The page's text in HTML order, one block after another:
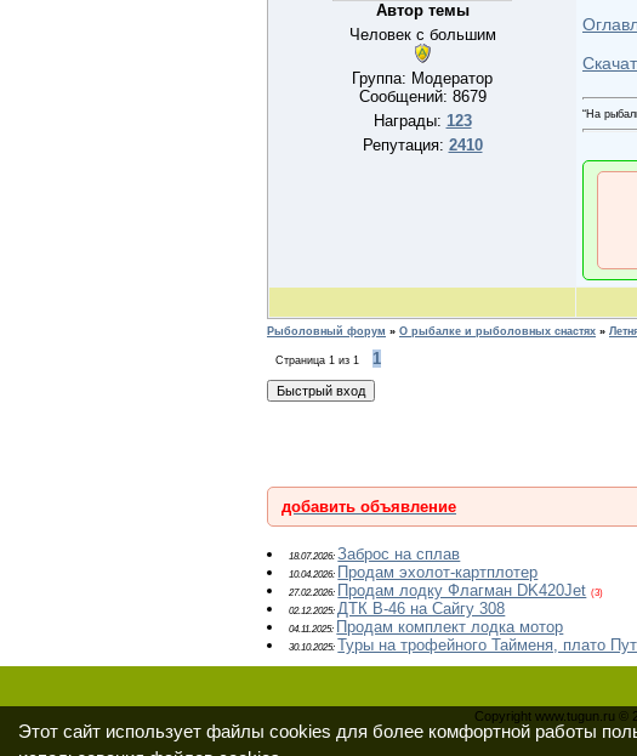
Автор темы
Человек с большим
Группа: Модератор
Сообщений: 8679
Награды: 123
Репутация: 2410
“На
Рыболовный форум » О рыбалке и рыболовных снастях »
Страница 1 из 1
1
добавить объявление
18.07.2026:Заброс на сплав
10.04.2026: Продам эхолот-картплотер
27.02.2026: Продам лодку Флагман DK420Jet (3)
02.12.2025:ДТК В-46 на Сайгу 308
04.11.2025: Продам комплект лодка мотор
30.10.2025: Туры на трофейного Тайменя, плато
Copyright www.tugun.ru ©
Этот сайт использует файлы cookies для более комфортной работы